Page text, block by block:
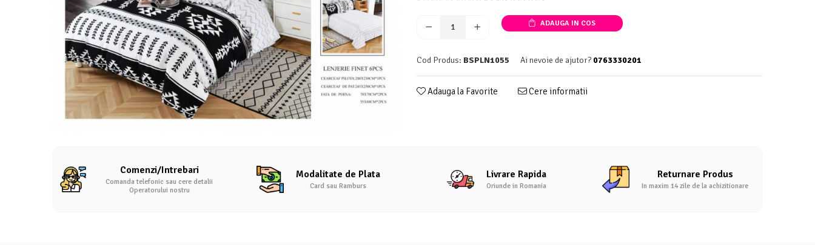
Lenjerii Pat Imprimeu 5D cu Elastic
Cearceaf cu Elastic pat 1 Persoana
Cearceaf cu Elastic pat 2 Persoane
Lenjerii Pat Inimi Brodate
Lenjerii Pat, Bumbac-Finet Premium, 1
Lenjerii Pat, Bumbac-Finet Premium, 2
ADAUGA IN COS
Cod Produs: BSPLN1055 Ai nevoie de ajutor? 0763330201
Adauga la Favorite Cere informatii
Comenzi/Intrebari
Comanda telefonic sau cere detalii
Operatorului nostru
Modalitate de Plata
Card sau Ramburs
Livrare Rapida
Oriunde in Romania
Returnare Produs
In maxim 14 zile de la achizitionare